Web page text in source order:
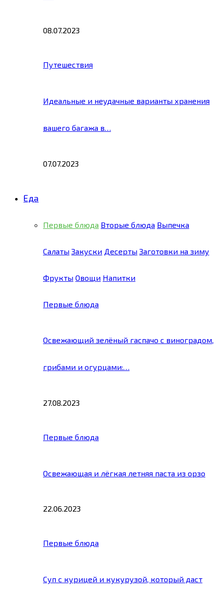
08.07.2023
Путешествия
Идеальные и неудачные варианты хранения
вашего багажа в…
07.07.2023
Еда
Первые блюда Вторые блюда Выпечка
Салаты Закуски Десерты Заготовки на зиму
Фрукты Овощи Напитки
Первые блюда
Освежающий зелёный гаспачо с виноградом,
грибами и огурцами:…
27.08.2023
Первые блюда
Освежающая и лёгкая летняя паста из орзо
22.06.2023
Первые блюда
Суп с курицей и кукурузой, который даст